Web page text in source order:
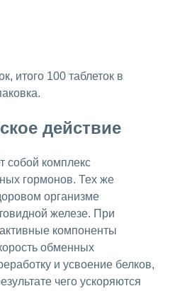
итого 100 таблеток в
действие
собой комплекс
гормонов. Тех же
организме
железе. При
компоненты
обменных
и усвоение белков,
чего ускоряются